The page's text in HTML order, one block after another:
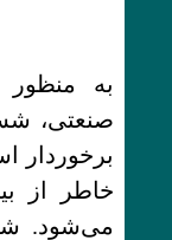
به
صنعتی،
برخوردار
خاطر از
می‌شود.